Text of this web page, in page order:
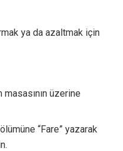
ya da azaltmak için
üzerine
“Fare” yazarak